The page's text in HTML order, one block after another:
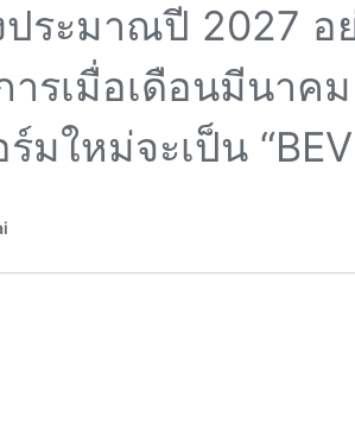
ประมาณปี 2027 อ
ารเมื่อเดือนมีนาค
มใหม่จะเป็น